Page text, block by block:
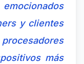
emocionados
y clientes
más